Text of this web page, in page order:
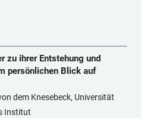
zu ihrer Entstehung und
persönlichen Blick auf
dem Knesebeck, Universität
Institut